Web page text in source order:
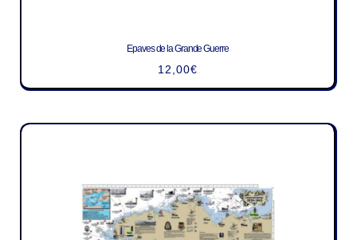
Epaves de la Grande Guerre
12,00€